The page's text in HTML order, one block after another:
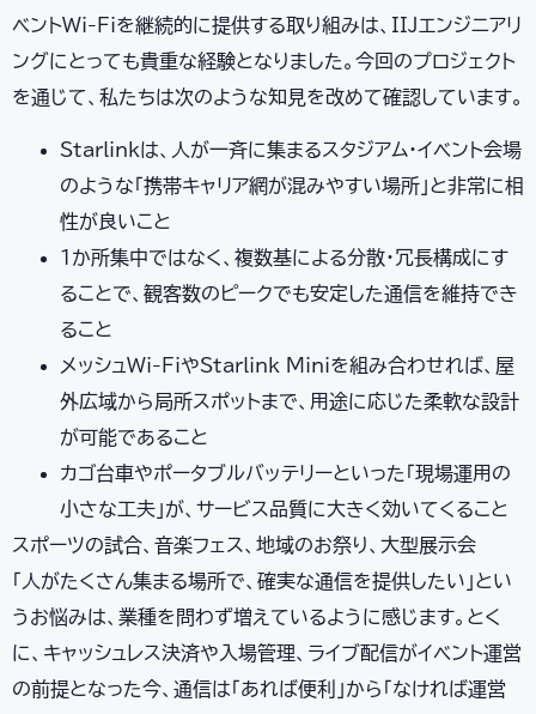
ベントWi-Fiを継続的に提供する取り組みは、IIJエンジニアリ
ングにとっても貴重な経験となりました。今回のプロジェクト
を通じて、私たちは次のような知見を改めて確認しています。
Starlinkは、人が一斉に集まるスタジアム・イベント会場
のような「携帯キャリア網が混みやすい場所」と非常に相
性が良いこと
1か所集中ではなく、複数基による分散・冗長構成にす
ることで、観客数のピークでも安定した通信を維持でき
ること
メッシュWi-FiやStarlink Miniを組み合わせれば、屋
外広域から局所スポットまで、用途に応じた柔軟な設計
が可能であること
カゴ台車やポータブルバッテリーといった「現場運用の
小さな工夫」が、サービス品質に大きく効いてくること
スポーツの試合、音楽フェス、地域のお祭り、大型展示会 —
「人がたくさん集まる場所で、確実な通信を提供したい」とい
うお悩みは、業種を問わず増えているように感じます。とく
に、キャッシュレス決済や入場管理、ライブ配信がイベント運営
の前提となった今、通信は「あれば便利」から「なければ運営